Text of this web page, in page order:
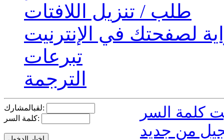
طلب / تنزيل اللافتات
لصفحتك في الإنترنيت
تبرعات
الترجمة
لقبالمشارك:
كلمة السر:
من جديد